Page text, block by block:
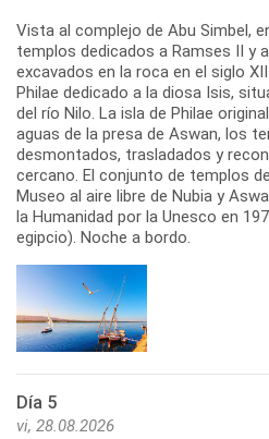
Vista al complejo de Abu Simbel,
templos dedicados a Ramses II y
excavados en la roca en el siglo
Philae dedicado a la diosa Isis,
del río Nilo. La isla de Philae
aguas de la presa de Aswan, los
desmontados, trasladados y
cercano. El conjunto de templos
Museo al aire libre de Nubia y
la Humanidad por la Unesco en
egipcio). Noche a bordo.
Día 5
vi, 28.08.2026